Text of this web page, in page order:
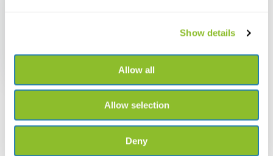
Show details
Allow all
Allow selection
Deny